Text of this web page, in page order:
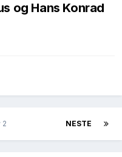
og Hans Konrad
NESTE
2